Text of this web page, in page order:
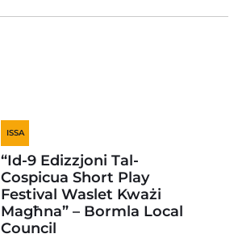
ISSA
“Id-9 Edizzjoni Tal-
Cospicua Short Play
Festival Waslet Kważi
Magħna” – Bormla Local
Council